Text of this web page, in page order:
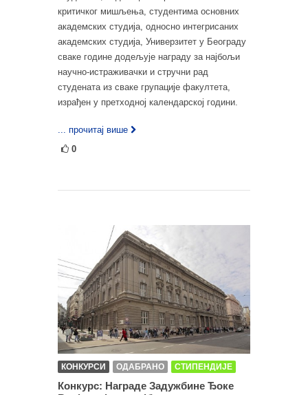
критичког мишљења, студентима основних
академских студија, односно интегрисаних
академских студија, Универзитет у Београду
сваке године додељује награду за најбољи
научно-истраживачки и стручни рад
студената из сваке групације факултета,
израђен у претходној календарској години.
... прочитај више
0
КОНКУРСИ ОДАБРАНО СТИПЕНДИЈЕ
Конкурс: Награде Задужбине Ђоке